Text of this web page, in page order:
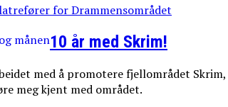
for Drammensområdet
10 år med Skrim!
med å promotere fjellområdet
meg kjent med området.